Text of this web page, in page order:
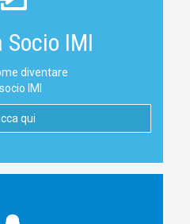
Socio IMI
diventare
IMI
qui